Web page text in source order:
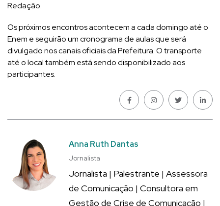
Redação.
Os próximos encontros acontecem a cada domingo até o
Enem e seguirão um cronograma de aulas que será
divulgado nos canais oficiais da Prefeitura. O transporte
até o local também está sendo disponibilizado aos
participantes.
Anna Ruth Dantas
Jornalista
Jornalista | Palestrante | Assessora
de Comunicação | Consultora em
Gestão de Crise de Comunicação |